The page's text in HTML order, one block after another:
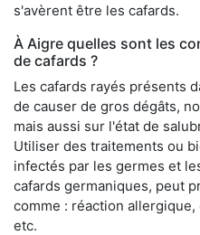
s'avèrent être les cafards.
À Aigre quelles sont les
de cafards ?
Les cafards rayés présents
de causer de gros dégâts,
mais aussi sur l'état de
Utiliser des traitements ou
infectés par les germes et
cafards germaniques, peut
comme : réaction
etc.